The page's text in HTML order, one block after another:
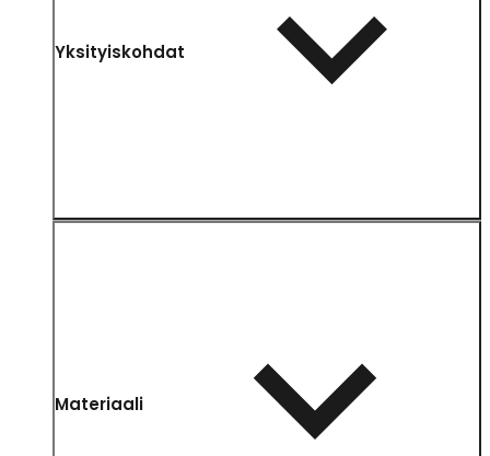
Yksityiskohdat
Materiaali